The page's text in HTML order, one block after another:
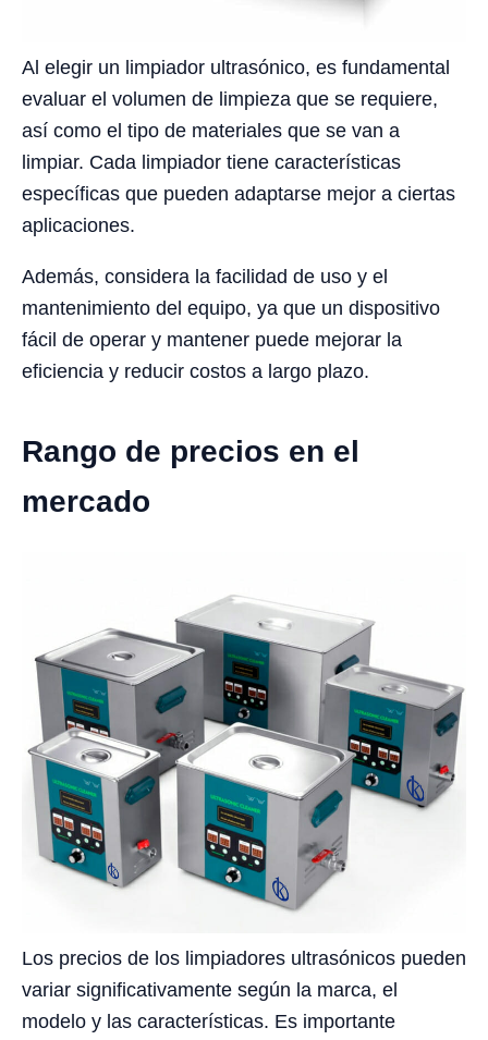
Al elegir un limpiador ultrasónico, es fundamental
evaluar el volumen de limpieza que se requiere,
así como el tipo de materiales que se van a
limpiar. Cada limpiador tiene características
específicas que pueden adaptarse mejor a ciertas
aplicaciones.
Además, considera la facilidad de uso y el
mantenimiento del equipo, ya que un dispositivo
fácil de operar y mantener puede mejorar la
eficiencia y reducir costos a largo plazo.
Rango de precios en el
mercado
Los precios de los limpiadores ultrasónicos pueden
variar significativamente según la marca, el
modelo y las características. Es importante